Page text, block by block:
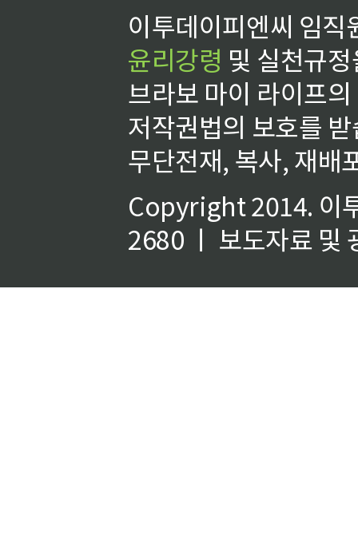
이투데이피엔씨 임
윤리강령 및 실천규
브라보 마이 라이프
저작권법의 보호를
무단전재, 복사, 재배
Copyright 2014. 이
2680 ㅣ 보도자료